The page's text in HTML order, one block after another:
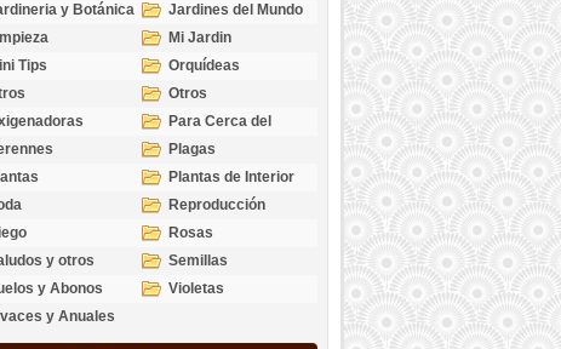
y Botánica
Jardines del Mundo
Mi Jardin
Tips
Orquídeas
Otros
Para Cerca del
Estanque
Plagas
Plantas de Interior
Reproducción
Rosas
y otros
Semillas
y Abonos
Violetas
y Anuales